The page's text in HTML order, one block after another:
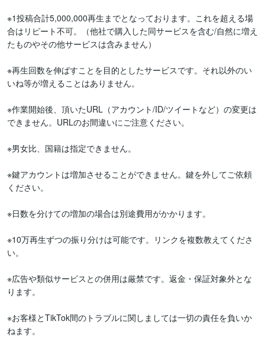
※1投稿合計5,000,000再生までとなっております。これを超える場
合はリピート不可。（他社で購入した同サービスを含む/自然に増え
たものやその他サービスは含みません）
※再生回数を伸ばすことを目的としたサービスです。それ以外のい
いね等が増えることはありません。
※作業開始後、頂いたURL（アカウント/ID/ツイートなど）の変更は
できません。URLのお間違いにご注意ください。
※男女比、国籍は指定できません。
※鍵アカウントは増加させることができません。鍵を外してご依頼
ください。
※日数を分けての増加の場合は別途費用がかかります。
※10万再生ずつの振り分けは可能です。リンクを複数教えてくださ
い。
※広告や類似サービスとの併用は厳禁です。返金・保証対象外とな
ります。
※お客様とTikTok間のトラブルに関しましては一切の責任を負いか
ねます。